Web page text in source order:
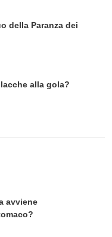
della Paranza dei
alla gola?
avviene